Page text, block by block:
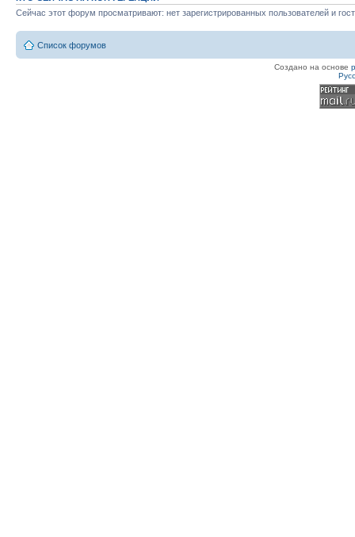
Сейчас этот форум просматривают: нет зарегистрированных пользователей и
Список форумов
Создано на основе